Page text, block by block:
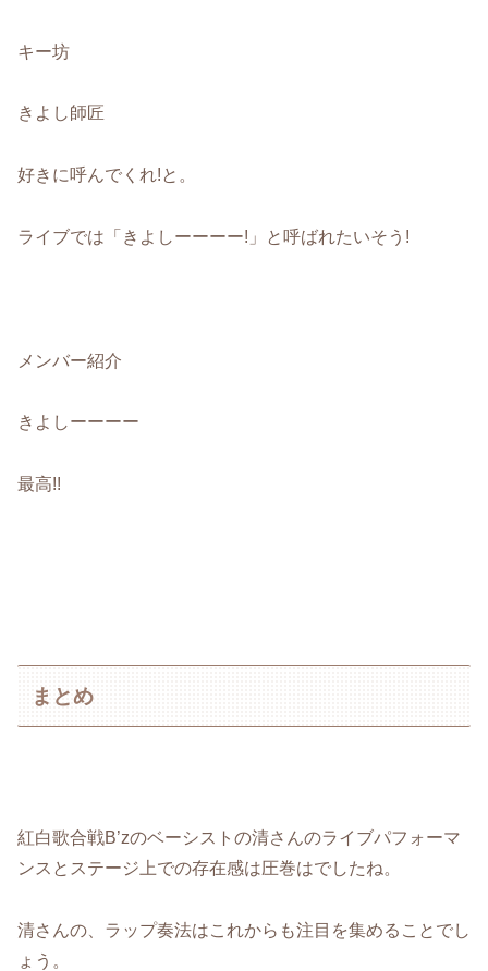
キー坊
きよし師匠
好きに呼んでくれ!と。
ライブでは「きよしーーーー!」と呼ばれたいそう!
メンバー紹介
きよしーーーー
最高!!
まとめ
紅白歌合戦B’zのベーシストの清さんのライブパフォーマ
ンスとステージ上での存在感は圧巻はでしたね。
清さんの、ラップ奏法はこれからも注目を集めることでし
ょう。